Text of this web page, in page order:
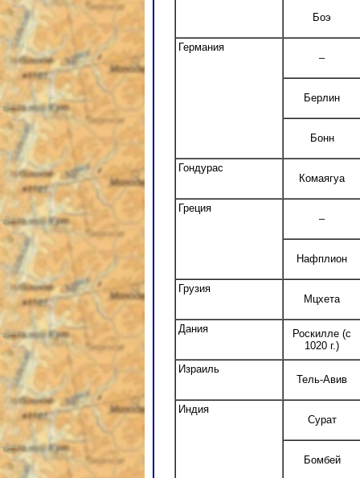
Боэ
Германия
–
Берлин
Бонн
Гондурас
Комаягуа
Греция
–
Нафплион
Грузия
Мцхета
Дания
Роскилле (с
1020 г.)
Израиль
Тель-Авив
Индия
Сурат
Бомбей